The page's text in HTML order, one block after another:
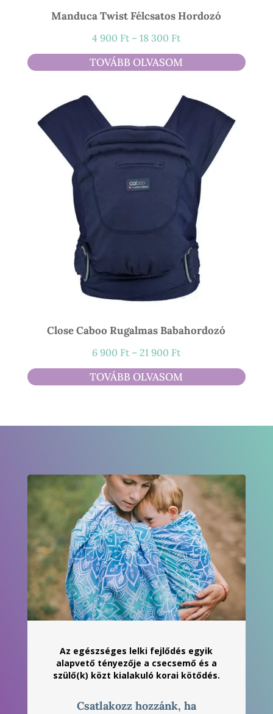
Manduca Twist Félcsatos Hordozó
4 900 Ft – 18 300 FtÁrtartomány:
4
900 Ft
TOVÁBB OLVASOM
Close Caboo Rugalmas Babahordozó
6 900 Ft – 21 900 FtÁrtartomány:
6
900 Ft
TOVÁBB OLVASOM
Az egészséges lelki fejlődés egyik
alapvető tényezője a csecsemő és a
szülő(k) közt kialakuló korai kötődés.
Csatlakozz hozzánk, ha